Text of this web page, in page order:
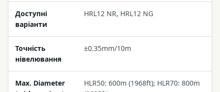
Доступні
варіанти
HRL12 NR, HRL12 NG
Точність
нівелювання
±0.35mm/10m
Max. Diameter
HLR50: 600m (1968ft); HLR70: 800m